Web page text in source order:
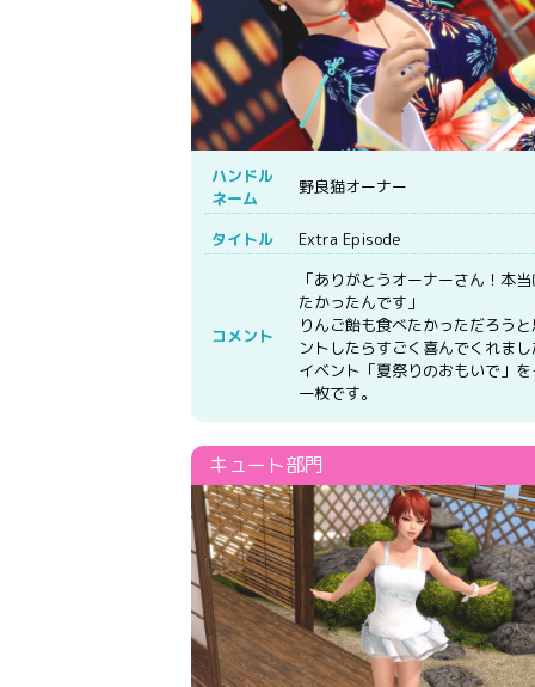
ハンドル
ネーム
野良猫オーナー
タイトル Extra Episode
コメント
「ありがとうオーナーさん！本
たかったんです」
りんご飴も食べたかっただろう
ントしたらすごく喜んでくれま
イベント「夏祭りのおもいで」
一枚です。